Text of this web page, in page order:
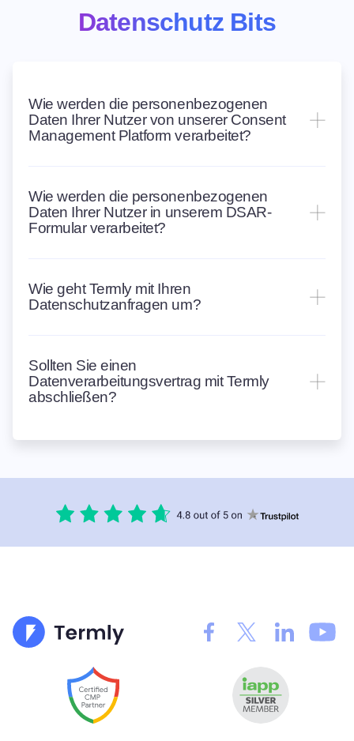
Datenschutz Bits
Wie werden die personenbezogenen
Daten Ihrer Nutzer von unserer Consent
Management Platform verarbeitet?
Wie werden die personenbezogenen
Daten Ihrer Nutzer in unserem DSAR-
Formular verarbeitet?
Wie geht Termly mit Ihren
Datenschutzanfragen um?
Sollten Sie einen
Datenverarbeitungsvertrag mit Termly
abschließen?